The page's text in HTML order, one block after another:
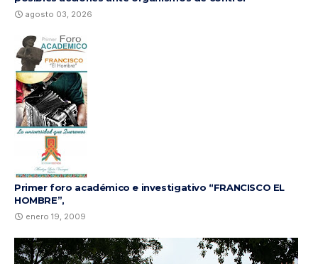
agosto 03, 2026
Primer foro académico e investigativo “FRANCISCO EL
HOMBRE”,
enero 19, 2009